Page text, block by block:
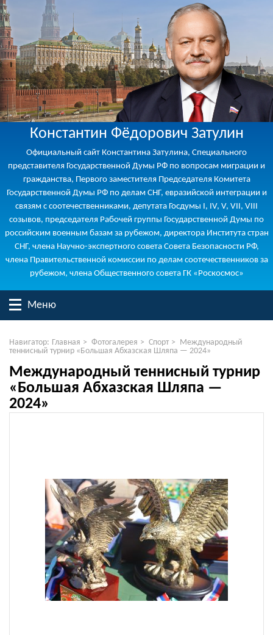
Константин Фёдорович Затулин
Официальный сайт Константина Затулина, Специального
представителя Государственной Думы РФ по вопросам миграции и
гражданства, Первого заместителя Председателя Комитета
Государственной Думы РФ по делам СНГ, евразийской интеграции и
связям с соотечественниками, депутата Госдумы I, IV, V, VII, VIII
созывов, председателя Рабочей группы Государственной Думы по
российским военным базам за рубежом, директора Института стран
СНГ, члена Научно-экспертного совета Совета Безопасности РФ,
члена Правительственной комиссии по делам соотечественников за
рубежом, члена Общественного совета ГК «Роскосмос»
Меню
Навигатор: Главная > Фотогалерея > Спорт > Международный
теннисный турнир «Большая Абхазская Шляпа — 2024»
Международный теннисный турнир
«Большая Абхазская Шляпа —
2024»